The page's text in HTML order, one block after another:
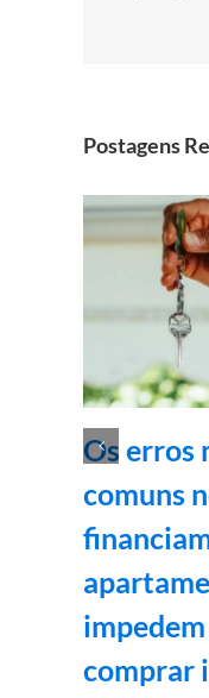
Postagens
Os erros
comuns
comprar